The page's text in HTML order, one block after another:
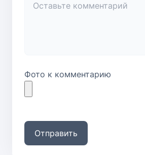
Фото к комментарию
Отправить